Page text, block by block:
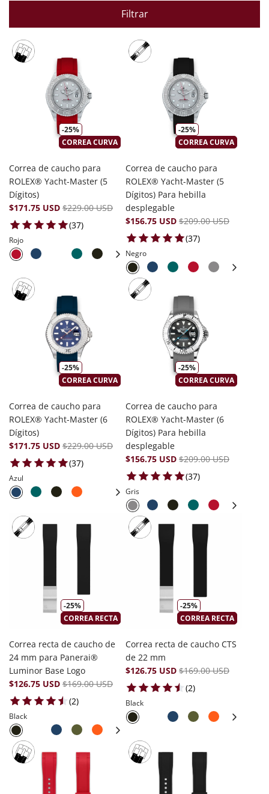
Filtrar
-25%
CORREA CURVA
Correa de caucho para
ROLEX® Yacht-Master (5
Dígitos)
$171.75 USD $229.00 USD
(37)37 total reviews
Rojo
-25%
CORREA CURVA
Correa de caucho para
ROLEX® Yacht-Master (5
Dígitos) Para hebilla
desplegable
$156.75 USD $209.00 USD
(37)37 total reviews
Negro
-25%
CORREA CURVA
Correa de caucho para
ROLEX® Yacht-Master (6
Dígitos)
$171.75 USD $229.00 USD
(37)37 total reviews
Azul
-25%
CORREA CURVA
Correa de caucho para
ROLEX® Yacht-Master (6
Dígitos) Para hebilla
desplegable
$156.75 USD $209.00 USD
(37)37 total reviews
Gris
-25%
CORREA RECTA
Correa recta de caucho de
24 mm para Panerai®
Luminor Base Logo
$126.75 USD $169.00 USD
(2)2 total reviews
Black
-25%
CORREA RECTA
Correa recta de caucho CTS
de 22 mm
$126.75 USD $169.00 USD
(2)2 total reviews
Black